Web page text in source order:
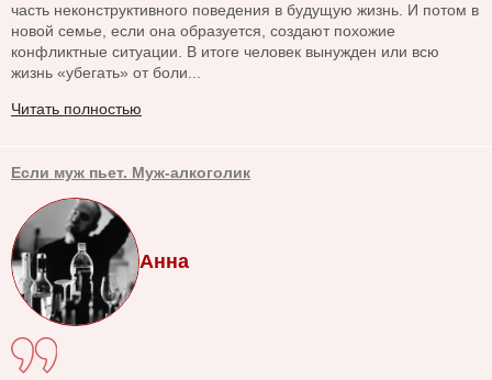
часть неконструктивного поведения в будущую жизнь. И потом в
новой семье, если она образуется, создают похожие
конфликтные ситуации. В итоге человек вынужден или всю
жизнь «убегать» от боли...
Читать полностью
Если муж пьет. Муж-алкоголик
Анна